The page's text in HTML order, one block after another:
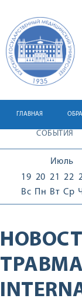
ГЛАВНАЯ
СОБЫТИЯ
Июль
19
Вс
20
Пн
21
Вт
22
Ср